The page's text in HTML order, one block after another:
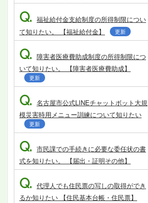
Q. 福祉給付金支給制度の所得制限につい
て知りたい。 【福祉給付金】
更新
Q. 障害者医療費助成制度の所得制限につ
いて知りたい。 【障害者医療費助成】
更新
Q. 名古屋市公式LINEチャットボット大規
模災害時用メニュー訓練について知りたい
更新
Q. 市民課での手続きに必要な委任状の書
式を知りたい。 【届出・証明その他】
Q. 代理人でも住民票の写しの取得ができ
るか知りたい 【住民基本台帳・住民票】